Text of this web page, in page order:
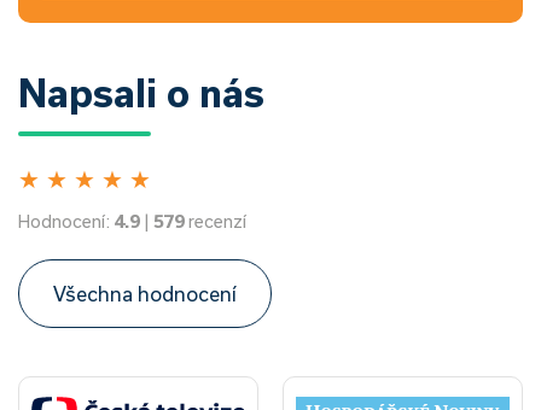
Napsali o nás
★ ★ ★ ★ ★
Hodnocení: 4.9 | 579recenzí
Všechna hodnocení